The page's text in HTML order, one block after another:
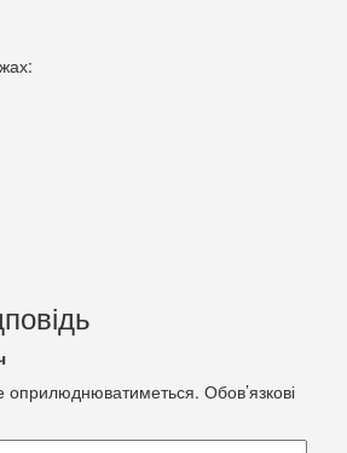
оприлюднюватиметься. Обов’язкові